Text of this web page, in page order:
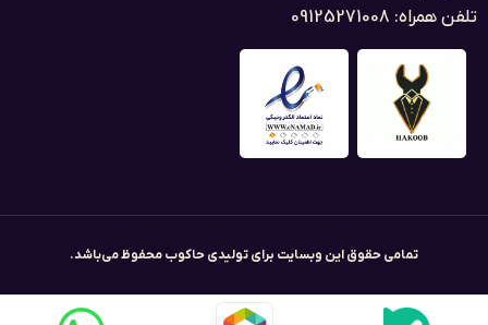
تلفن همراه: 09125271008
تمامی حقوق این وبسایت برای تولیدی حاکوب محفوظ می‌باشد.